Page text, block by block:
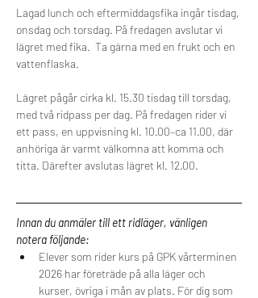
Lagad lunch och eftermiddagsfika ingår tisdag,
onsdag och torsdag. På fredagen avslutar vi
lägret med fika.  Ta gärna med en frukt och en
vattenflaska.
Lägret pågår cirka kl. 15.30 tisdag till torsdag,
med två ridpass per dag. På fredagen rider vi
ett pass, en uppvisning kl. 10.00–ca 11.00, där
anhöriga är varmt välkomna att komma och
titta. Därefter avslutas lägret kl. 12.00.
Innan du anmäler till ett ridläger, vänligen
notera följande:
Elever som rider kurs på GPK vårterminen
2026 har företräde på alla läger och
kurser, övriga i mån av plats. För dig som